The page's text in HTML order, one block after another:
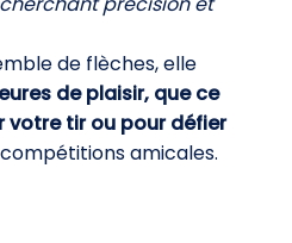
de flèches, elle
de plaisir, que ce
votre tir ou pour défier
amicales.